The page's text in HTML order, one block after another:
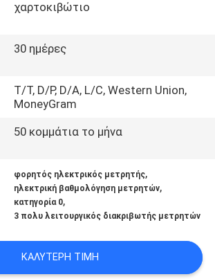
χαρτοκιβώτιο
30 ημέρες
T/T, D/P, D/A, L/C, Western Union,
MoneyGram
50 κομμάτια το μήνα
φορητός ηλεκτρικός μετρητής,
ηλεκτρική βαθμολόγηση μετρητών,
κατηγορία 0,
3 πολυ λειτουργικός διακριβωτής μετρητών
ΚΑΛΎΤΕΡΗ ΤΙΜΉ